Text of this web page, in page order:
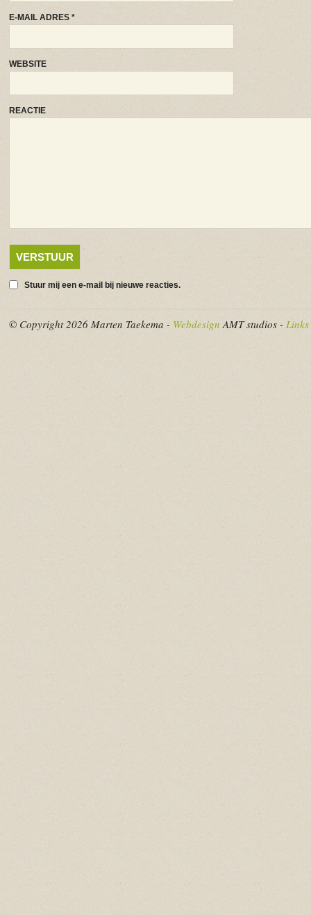
E-MAIL ADRES *
WEBSITE
REACTIE
Stuur mij een e-mail bij nieuwe reacties.
© Copyright 2026 Marten Taekema - Webdesign AMT studios - Links